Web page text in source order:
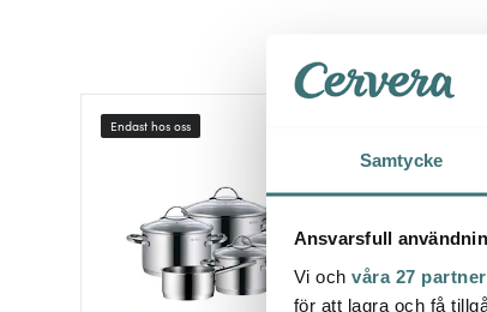
Samtycke
Ansvarsfull
Vi och våra 27
för att lagra och få
Endast hos oss